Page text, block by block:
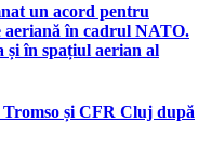
un acord pentru
în cadrul NATO.
și în spațiul aerian al
și CFR Cluj după